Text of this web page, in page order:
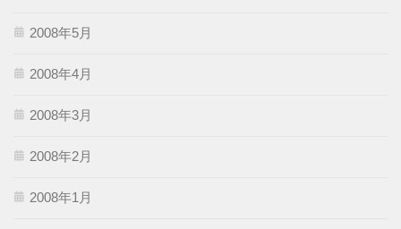
2008年5月
2008年4月
2008年3月
2008年2月
2008年1月